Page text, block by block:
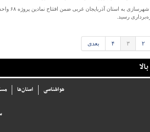
رسید.
۲ ۳ ۴ بعدی
استان‌ها
هواشناسی